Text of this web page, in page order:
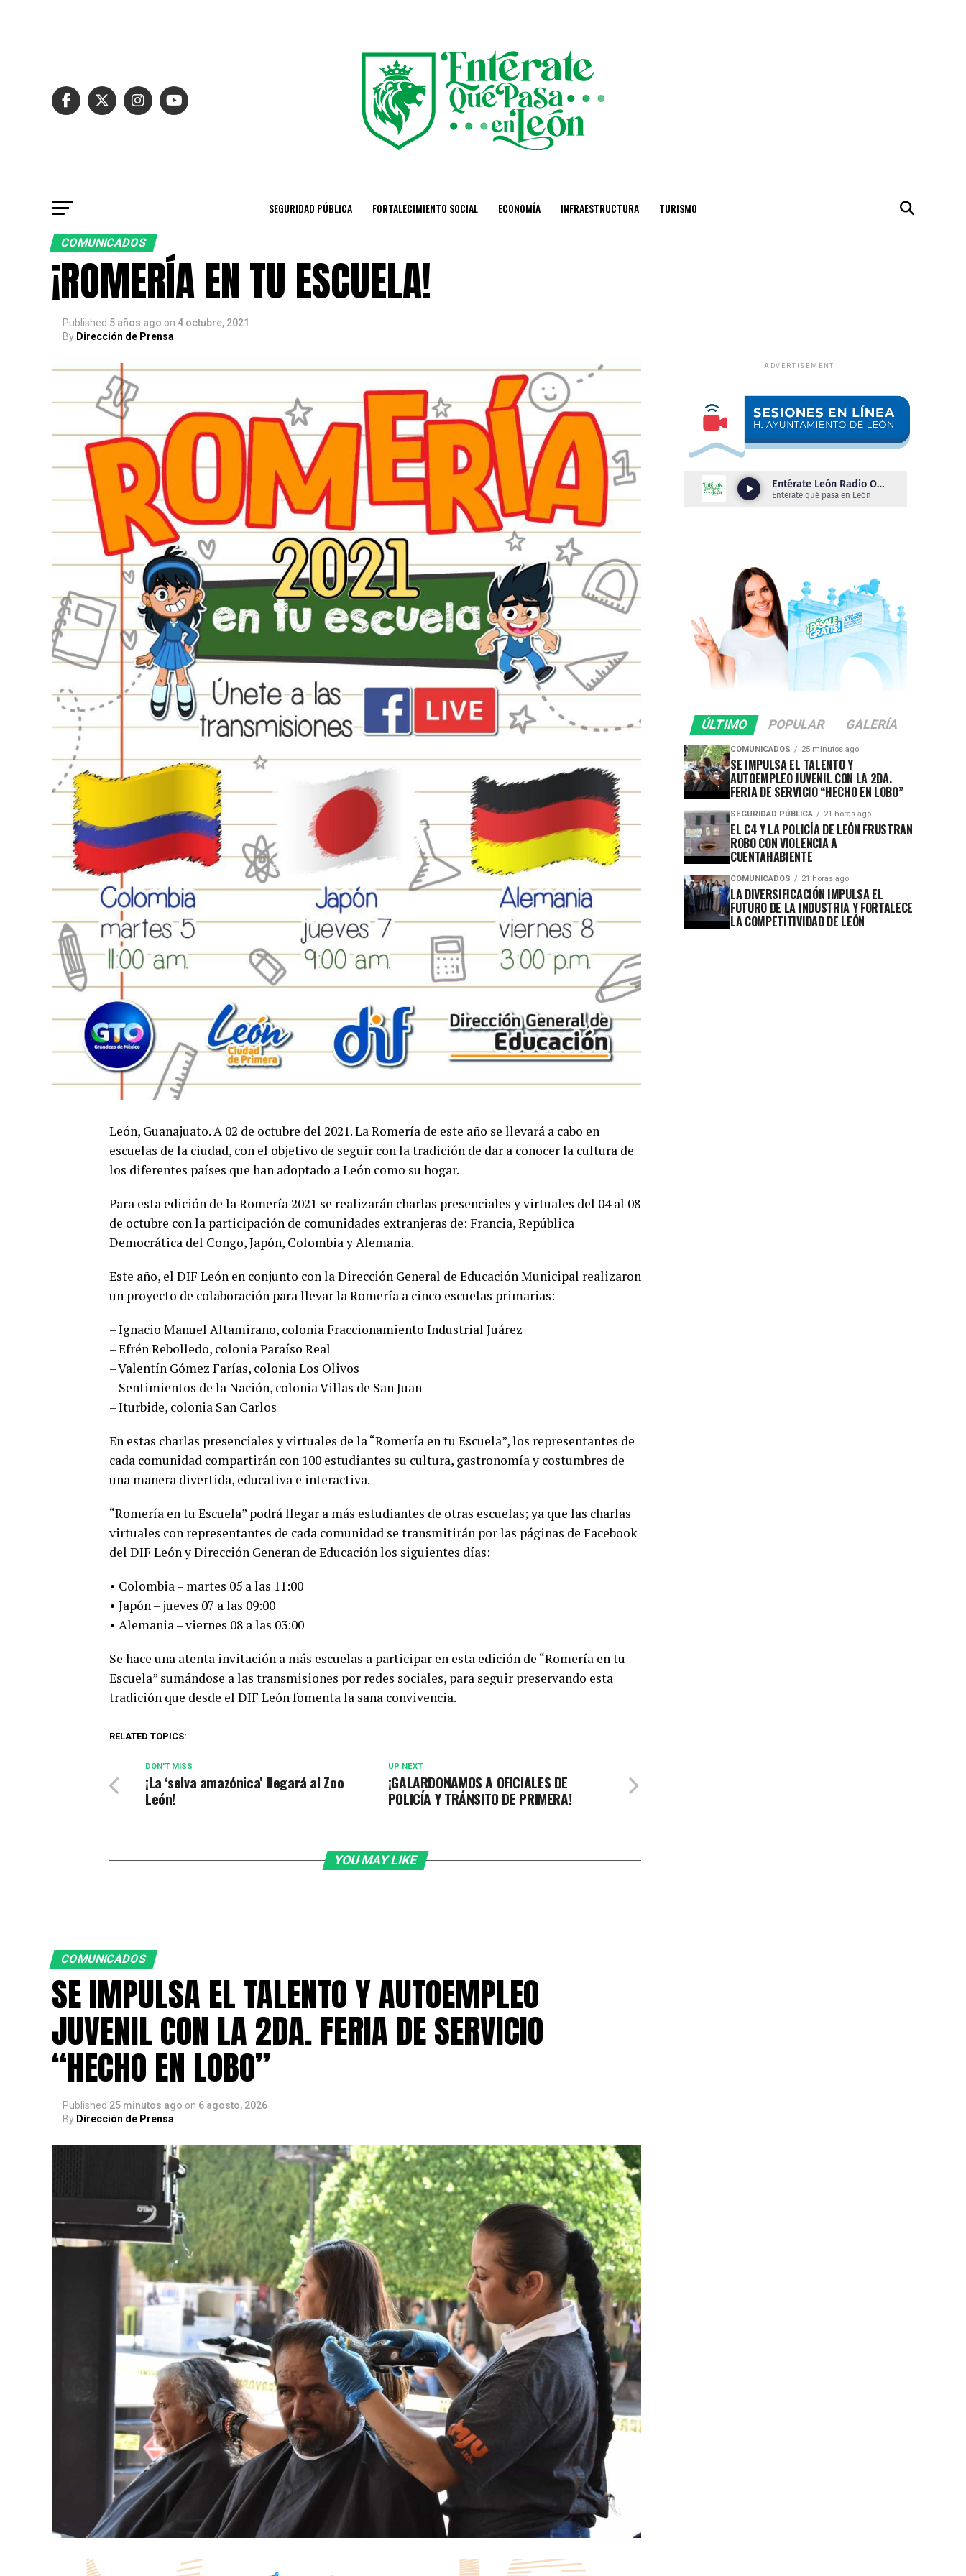
SEGURIDAD PÚBLICA FORTALECIMIENTO SOCIAL ECONOMÍA INFRAESTRUCTURA TURISMO
COMUNICADOS
¡ROMERÍA EN TU ESCUELA!
Published 5 años ago on 4 octubre, 2021
By Dirección de Prensa
León, Guanajuato. A 02 de octubre del 2021. La Romería de este año se llevará a cabo en
escuelas de la ciudad, con el objetivo de seguir con la tradición de dar a conocer la cultura de
los diferentes países que han adoptado a León como su hogar.
Para esta edición de la Romería 2021 se realizarán charlas presenciales y virtuales del 04 al 08
de octubre con la participación de comunidades extranjeras de: Francia, República
Democrática del Congo, Japón, Colombia y Alemania.
Este año, el DIF León en conjunto con la Dirección General de Educación Municipal realizaron
un proyecto de colaboración para llevar la Romería a cinco escuelas primarias:
– Ignacio Manuel Altamirano, colonia Fraccionamiento Industrial Juárez
– Efrén Rebolledo, colonia Paraíso Real
– Valentín Gómez Farías, colonia Los Olivos
– Sentimientos de la Nación, colonia Villas de San Juan
– Iturbide, colonia San Carlos
En estas charlas presenciales y virtuales de la “Romería en tu Escuela”, los representantes de
cada comunidad compartirán con 100 estudiantes su cultura, gastronomía y costumbres de
una manera divertida, educativa e interactiva.
“Romería en tu Escuela” podrá llegar a más estudiantes de otras escuelas; ya que las charlas
virtuales con representantes de cada comunidad se transmitirán por las páginas de Facebook
del DIF León y Dirección Generan de Educación los siguientes días:
• Colombia – martes 05 a las 11:00
• Japón – jueves 07 a las 09:00
• Alemania – viernes 08 a las 03:00
Se hace una atenta invitación a más escuelas a participar en esta edición de “Romería en tu
Escuela” sumándose a las transmisiones por redes sociales, para seguir preservando esta
tradición que desde el DIF León fomenta la sana convivencia.
RELATED TOPICS:
UP NEXT
¡GALARDONAMOS A OFICIALES DE
POLICÍA Y TRÁNSITO DE PRIMERA!
DON'T MISS
¡La ‘selva amazónica’ llegará al Zoo
León!
YOU MAY LIKE
COMUNICADOS
SE IMPULSA EL TALENTO Y AUTOEMPLEO
JUVENIL CON LA 2DA. FERIA DE SERVICIO
“HECHO EN LOBO”
Published 25 minutos ago on 6 agosto, 2026
By Dirección de Prensa
ADVERTISEMENT
ÚLTIMO POPULAR GALERÍA
COMUNICADOS 25 minutos ago
SE IMPULSA EL TALENTO Y
AUTOEMPLEO JUVENIL CON LA 2DA.
FERIA DE SERVICIO “HECHO EN LOBO”
SEGURIDAD PÚBLICA 21 horas ago
EL C4 Y LA POLICÍA DE LEÓN FRUSTRAN
ROBO CON VIOLENCIA A
CUENTAHABIENTE
COMUNICADOS 21 horas ago
LA DIVERSIFICACIÓN IMPULSA EL
FUTURO DE LA INDUSTRIA Y FORTALECE
LA COMPETITIVIDAD DE LEÓN